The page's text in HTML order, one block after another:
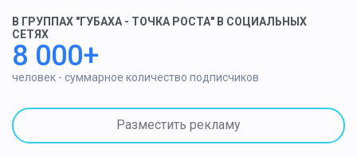
В ГРУППАХ "ГУБАХА - ТОЧКА РОСТА" В СОЦИАЛЬНЫХ
СЕТЯХ
8 000+
человек - суммарное количество подписчиков
Разместить рекламу